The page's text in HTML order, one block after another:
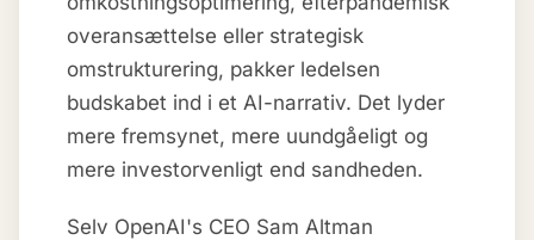
overansættelse eller strategisk
omstrukturering, pakker ledelsen
budskabet ind i et AI-narrativ. Det lyder
mere fremsynet, mere uundgåeligt og
mere investorvenligt end sandheden.
Selv OpenAI's CEO Sam Altman